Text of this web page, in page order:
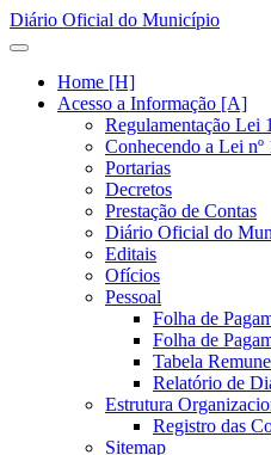
Diário Oficial do Município
Home [H]
Acesso a Informação [A]
Regulamentação Lei
Conhecendo a Lei nº
Portarias
Decretos
Prestação de Contas
Diário Oficial do
Editais
Ofícios
Pessoal
Folha de
Folha de
Tabela
Relatório de
Estrutura
Registro das
Sitemap